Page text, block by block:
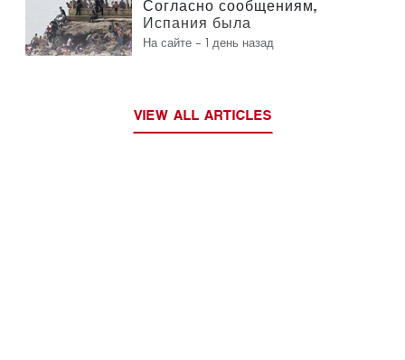
Согласно сообщениям,
Испания была
предупреждена о
На сайте - 1 день назад
VIEW ALL ARTICLES